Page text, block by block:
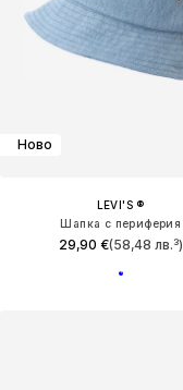
Ново
LEVI'S ®
Шапка с периферия
29,90 €(58,48 лв.³)